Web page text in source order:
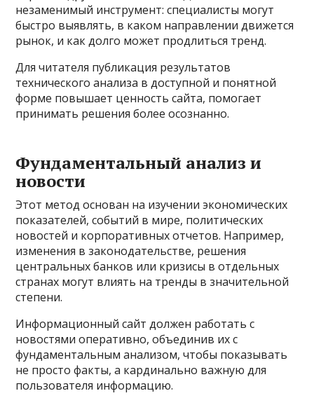
незаменимый инструмент: специалисты могут
быстро выявлять, в каком направлении движется
рынок, и как долго может продлиться тренд.
Для читателя публикация результатов
технического анализа в доступной и понятной
форме повышает ценность сайта, помогает
принимать решения более осознанно.
Фундаментальный анализ и
новости
Этот метод основан на изучении экономических
показателей, событий в мире, политических
новостей и корпоративных отчетов. Например,
изменения в законодательстве, решения
центральных банков или кризисы в отдельных
странах могут влиять на тренды в значительной
степени.
Информационный сайт должен работать с
новостями оперативно, объединив их с
фундаментальным анализом, чтобы показывать
не просто факты, а кардинально важную для
пользователя информацию.